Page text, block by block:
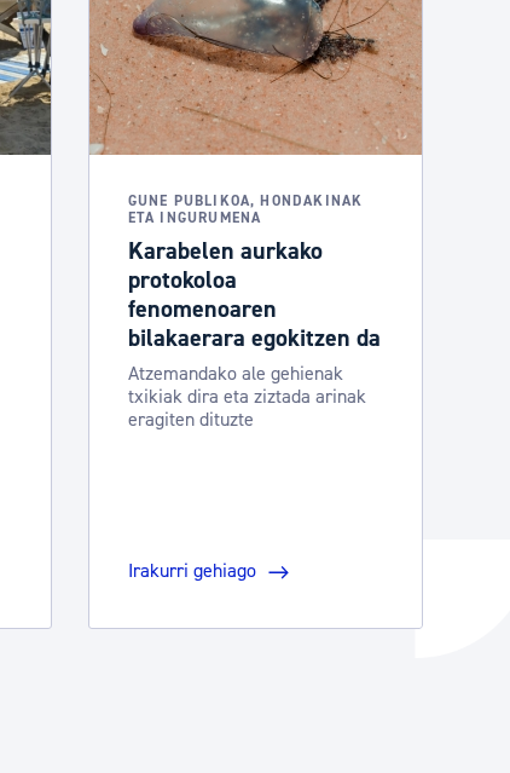
GUNE PUBLIKOA, HONDAKINAK
ETA INGURUMENA
Karabelen aurkako
protokoloa
fenomenoaren
bilakaerara egokitzen da
Atzemandako ale gehienak
txikiak dira eta ziztada arinak
eragiten dituzte
Irakurri gehiago